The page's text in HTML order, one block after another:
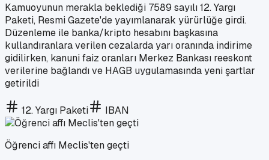
Kamuoyunun merakla beklediği 7589 sayılı 12. Yargı
Paketi, Resmi Gazete'de yayımlanarak yürürlüğe girdi.
Düzenleme ile banka/kripto hesabını başkasına
kullandıranlara verilen cezalarda yarı oranında indirime
gidilirken, kanuni faiz oranları Merkez Bankası reeskont
verilerine bağlandı ve HAGB uygulamasında yeni şartlar
getirildi
12. Yargı Paketi IBAN
Öğrenci affı Meclis'ten geçti